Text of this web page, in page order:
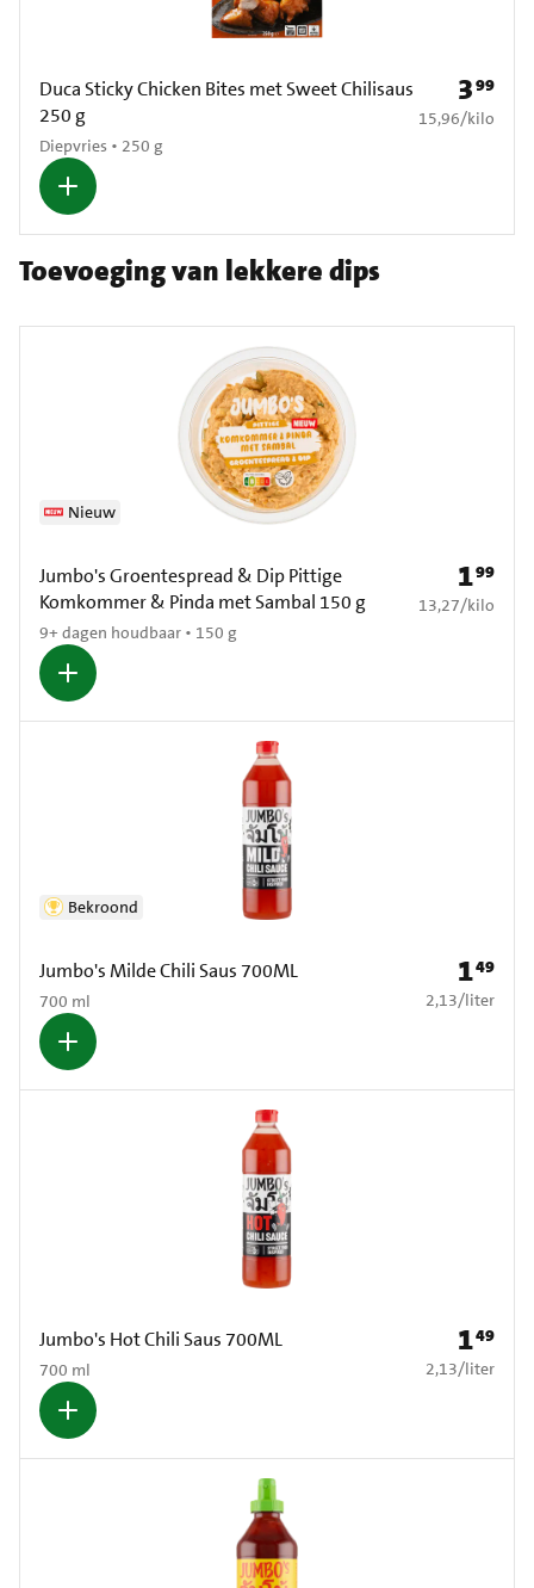
Duca Sticky Chicken Bites met Sweet Chilisaus
250 g
Diepvries • 250 g
Prijs: €
399
€ 15,96 per kilo
15,96/kilo
Toevoeging van lekkere dips
Jumbo's Groentespread & Dip Pittige
Komkommer & Pinda met Sambal 150 g
9+ dagen houdbaar • 150 g
Nieuw
Prijs: €
199
€ 13,27 per kilo
13,27/kilo
Jumbo's Milde Chili Saus 700ML
700 ml
Bekroond
Prijs: €
149
€ 2,13 per liter
2,13/liter
Jumbo's Hot Chili Saus 700ML
700 ml
Prijs: €
149
€ 2,13 per liter
2,13/liter